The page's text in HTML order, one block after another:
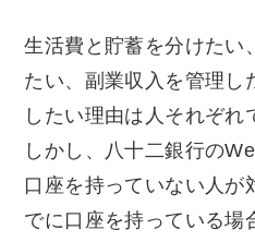
生活費と貯蓄を分けたい
たい、副業収入を管理し
したい理由は人それぞれ
しかし、八十二銀行の
口座を持っていない人が
でに口座を持っている場